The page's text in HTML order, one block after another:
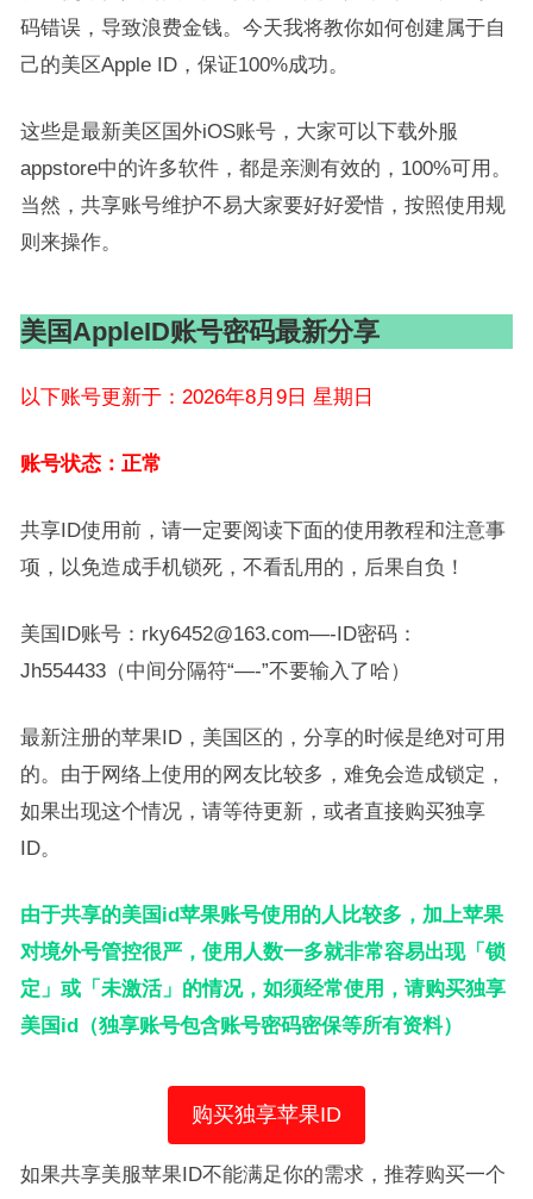
码错误，导致浪费金钱。今天我将教你如何创建属于自
己的美区Apple ID，保证100%成功。
这些是最新美区国外iOS账号，大家可以下载外服
appstore中的许多软件，都是亲测有效的，100%可用。
当然，共享账号维护不易大家要好好爱惜，按照使用规
则来操作。
美国AppleID账号密码最新分享
以下账号更新于：2026年8月9日 星期日
账号状态：正常
共享ID使用前，请一定要阅读下面的使用教程和注意事
项，以免造成手机锁死，不看乱用的，后果自负！
美国ID账号：rky6452@163.com—-ID密码：
Jh554433（中间分隔符“—-”不要输入了哈）
最新注册的苹果ID，美国区的，分享的时候是绝对可用
的。由于网络上使用的网友比较多，难免会造成锁定，
如果出现这个情况，请等待更新，或者直接购买独享
ID。
由于共享的美国id苹果账号使用的人比较多，加上苹果
对境外号管控很严，使用人数一多就非常容易出现「锁
定」或「未激活」的情况，如须经常使用，请购买独享
美国id（独享账号包含账号密码密保等所有资料）
购买独享苹果ID
如果共享美服苹果ID不能满足你的需求，推荐购买一个